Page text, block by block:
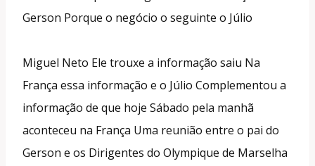
Gerson Porque o negócio o seguinte o Júlio
Miguel Neto Ele trouxe a informação saiu Na
França essa informação e o Júlio Complementou a
informação de que hoje Sábado pela manhã
aconteceu na França Uma reunião entre o pai do
Gerson e os Dirigentes do Olympique de Marselha